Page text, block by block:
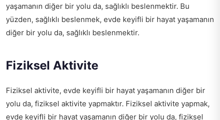
yaşamanın diğer bir yolu da, sağlıklı beslenmektir. Bu
yüzden, sağlıklı beslenmek, evde keyifli bir hayat yaşamanın
diğer bir yolu da, sağlıklı beslenmektir.
Fiziksel Aktivite
Fiziksel aktivite, evde keyifli bir hayat yaşamanın diğer bir
yolu da, fiziksel aktivite yapmaktır. Fiziksel aktivite yapmak,
evde keyifli bir hayat yaşamanın diğer bir yolu da, fiziksel